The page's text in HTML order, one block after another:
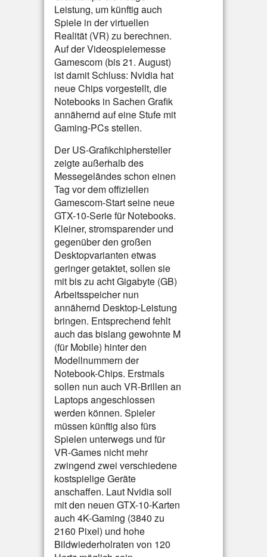
Leistung, um künftig auch
Spiele in der virtuellen
Realität (VR) zu berechnen.
Auf der Videospielemesse
Gamescom (bis 21. August)
ist damit Schluss: Nvidia hat
neue Chips vorgestellt, die
Notebooks in Sachen Grafik
annähernd auf eine Stufe mit
Gaming-PCs stellen.
Der US-Grafikchiphersteller
zeigte außerhalb des
Messegeländes schon einen
Tag vor dem offiziellen
Gamescom-Start seine neue
GTX-10-Serie für Notebooks.
Kleiner, stromsparender und
gegenüber den großen
Desktopvarianten etwas
geringer getaktet, sollen sie
mit bis zu acht Gigabyte (GB)
Arbeitsspeicher nun
annähernd Desktop-Leistung
bringen. Entsprechend fehlt
auch das bislang gewohnte M
(für Mobile) hinter den
Modellnummern der
Notebook-Chips. Erstmals
sollen nun auch VR-Brillen an
Laptops angeschlossen
werden können. Spieler
müssen künftig also fürs
Spielen unterwegs und für
VR-Games nicht mehr
zwingend zwei verschiedene
kostspielige Geräte
anschaffen. Laut Nvidia soll
mit den neuen GTX-10-Karten
auch 4K-Gaming (3840 zu
2160 Pixel) und hohe
Bildwiederholraten von 120